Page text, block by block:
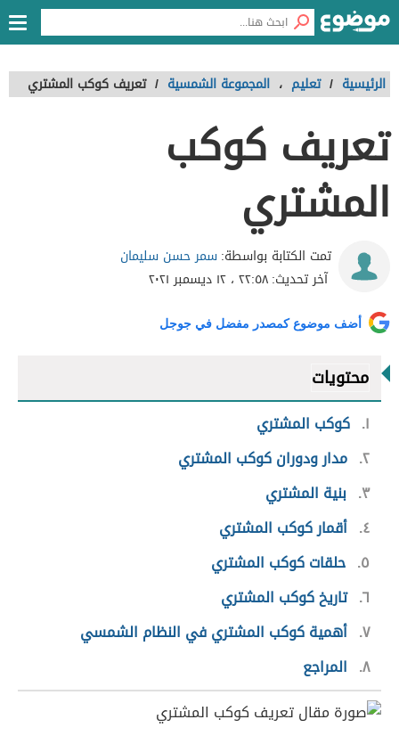
الرئيسية / تعليم ، المجموعة الشمسية / تعريف كوكب المشتري
تعريف كوكب
المشتري
تمت الكتابة بواسطة:سمر حسن سليمان
آخر تحديث:٢٢:٥٨ ، ١٢ ديسمبر ٢٠٢١
أضف موضوع كمصدر مفضل في جوجل
محتويات
١ كوكب المشتري
٢ مدار ودوران كوكب المشتري
٣ بنية المشتري
٤ أقمار كوكب المشتري
٥ حلقات كوكب المشتري
٦ تاريخ كوكب المشتري
٧ أهمية كوكب المشتري في النظام الشمسي
٨ المراجع